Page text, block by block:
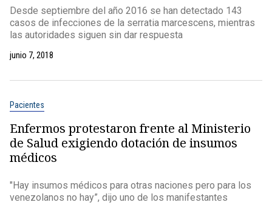
Desde septiembre del año 2016 se han detectado 143
casos de infecciones de la serratia marcescens, mientras
las autoridades siguen sin dar respuesta
junio 7, 2018
Pacientes
Enfermos protestaron frente al Ministerio
de Salud exigiendo dotación de insumos
médicos
"Hay insumos médicos para otras naciones pero para los
venezolanos no hay”, dijo uno de los manifestantes